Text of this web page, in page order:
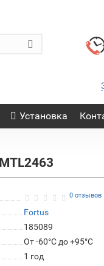
Установка
0 отзывов
Fortus
185089
От -60°C до +95°C
1 год